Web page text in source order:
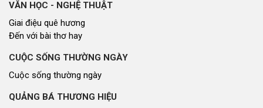
VĂN HỌC - NGHỆ THUẬT
Giai điệu quê hương
Đến với bài thơ hay
CUỘC SỐNG THƯỜNG NGÀY
Cuộc sống thường ngày
QUẢNG BÁ THƯƠNG HIỆU